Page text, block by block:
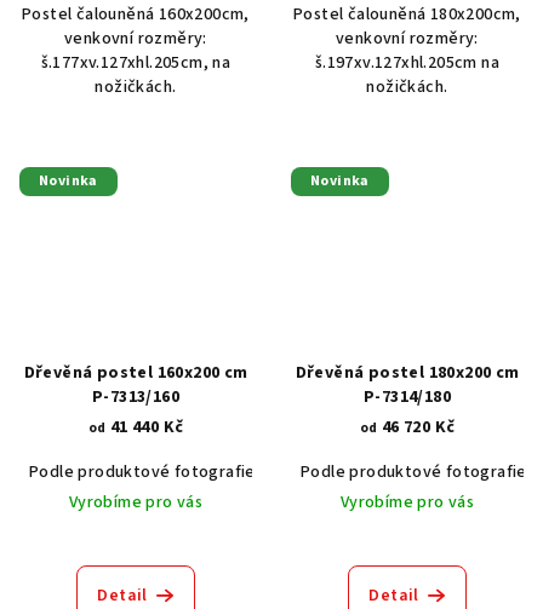
Postel čalouněná 160x200cm,
venkovní rozměry:
š.177xv.127xhl.205cm, na
nožičkách.
Postel čalouněná 180x200cm,
venkovní rozměry:
š.197xv.127xhl.205cm na
nožičkách.
Novinka
Dřevěná postel 160x200 cm
P-7313/160
od 41 440 Kč
Podle produktové fotografie
Akát vintage BT1551
Dub světlý
Vyrobíme pro vás
Detail
Novinka
Dřevěná postel 180x200 cm
P-7314/180
od 46 720 Kč
Podle produktové fotografie
Vyrobíme pro vás
Detail